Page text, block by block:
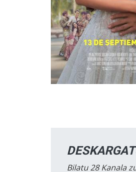
Bilatu 28 Kanala